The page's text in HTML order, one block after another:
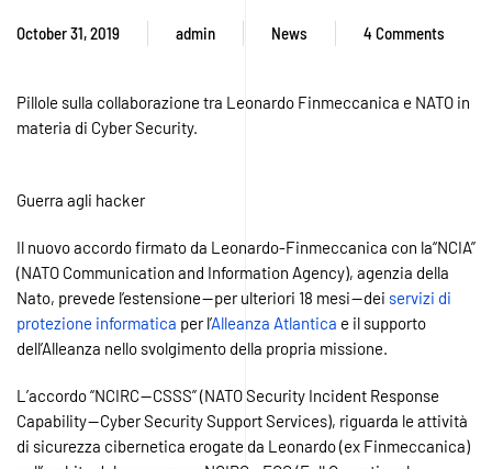
October 31, 2019 admin News 4 Comments
on
Finmeccanica
Pillole sulla collaborazione tra Leonardo Finmeccanica e NATO in
materia di Cyber Security.
Guerra agli hacker
Il nuovo accordo firmato da Leonardo-Finmeccanica con la“NCIA”
(NATO Communication and Information Agency), agenzia della
Nato, prevede l’estensione — per ulteriori 18 mesi — dei servizi di
protezione informatica per l’Alleanza Atlantica e il supporto
dell’Alleanza nello svolgimento della propria missione.
L’accordo “NCIRC — CSSS” (NATO Security Incident Response
Capability — Cyber Security Support Services), riguarda le attività
di sicurezza cibernetica erogate da Leonardo (ex Finmeccanica)